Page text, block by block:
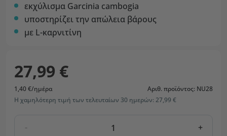
εκχύλισμα Garcinia cambogia
υποστηρίζει την απώλεια βάρους
με L-καρνιτίνη
27,99 €
1,40 €/ημέρα
Αριθ. προϊόντος: NU28
Η χαμηλότερη τιμή των τελευταίων 30 ημερών: 27,99 €
- +